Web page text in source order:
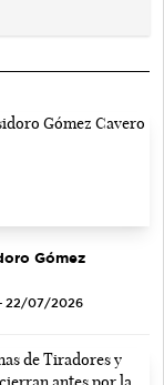
Gómez
- 22/07/2026